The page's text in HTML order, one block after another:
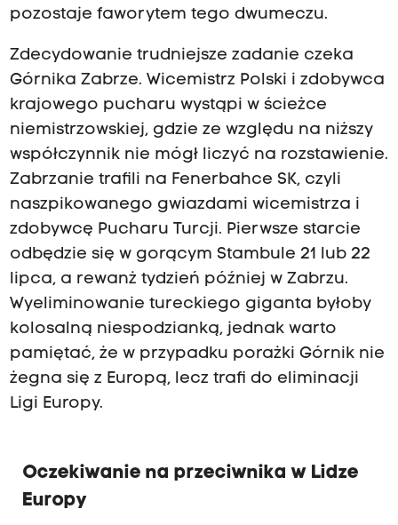
pozostaje faworytem tego dwumeczu.
Zdecydowanie trudniejsze zadanie czeka
Górnika Zabrze. Wicemistrz Polski i zdobywca
krajowego pucharu wystąpi w ścieżce
niemistrzowskiej, gdzie ze względu na niższy
współczynnik nie mógł liczyć na rozstawienie.
Zabrzanie trafili na Fenerbahce SK, czyli
naszpikowanego gwiazdami wicemistrza i
zdobywcę Pucharu Turcji. Pierwsze starcie
odbędzie się w gorącym Stambule 21 lub 22
lipca, a rewanż tydzień później w Zabrzu.
Wyeliminowanie tureckiego giganta byłoby
kolosalną niespodzianką, jednak warto
pamiętać, że w przypadku porażki Górnik nie
żegna się z Europą, lecz trafi do eliminacji
Ligi Europy.
Oczekiwanie na przeciwnika w Lidze
Europy